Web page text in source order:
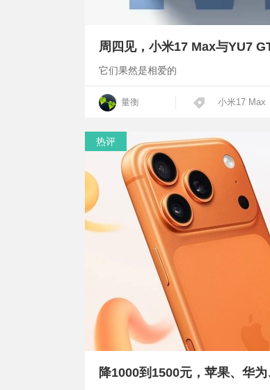
它们果然是相爱的
量衡 小米17 Max
热评
降1000到1500元，苹果、华